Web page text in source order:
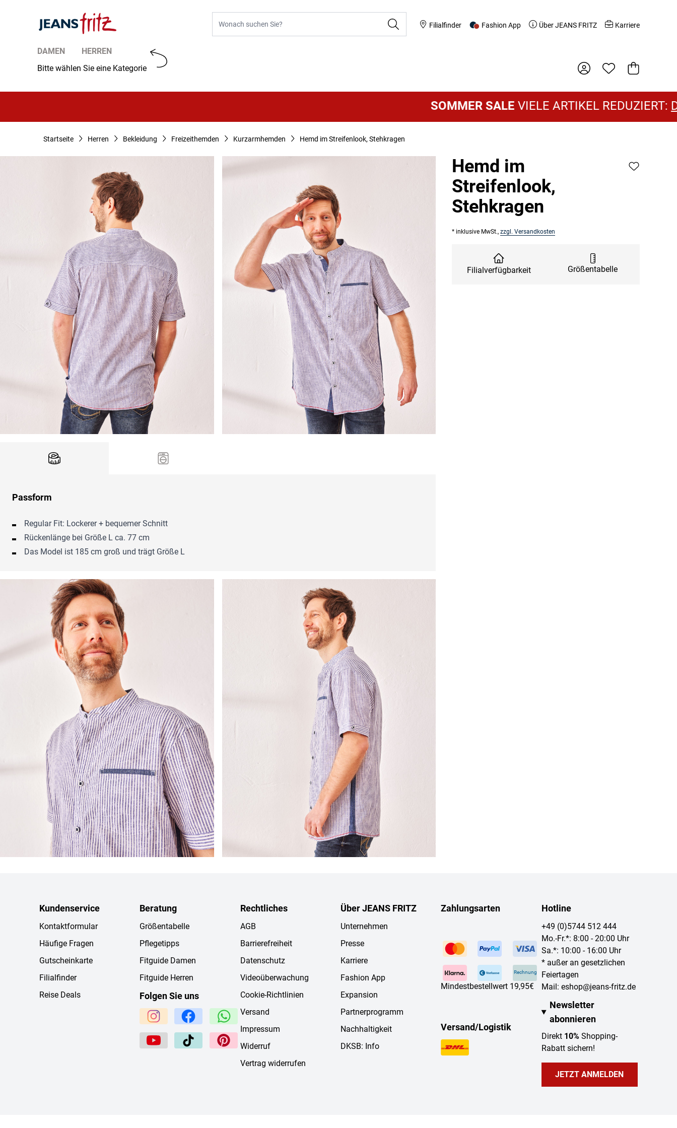
Filialfinder Fashion App Über JEANS FRITZ Karriere
DAMEN
HERREN
Bitte wählen Sie eine Kategorie
Warenkorb
SOMMER SALEVIELE ARTIKEL REDUZIERT:
Startseite Herren Bekleidung Freizeithemden Kurzarmhemden Hemd im Streifenlook, Stehkragen
Passform
Regular Fit: Lockerer + bequemer Schnitt
Rückenlänge bei Größe L ca. 77 cm
Das Model ist 185 cm groß und trägt Größe L
Hemd im
Streifenlook,
Stehkragen
* inklusive MwSt., zzgl. Versandkosten
Filialverfügbarkeit Größentabelle
Kundenservice
Kontaktformular
Häufige Fragen
Gutscheinkarte
Filialfinder
Reise Deals
Beratung
Größentabelle
Pflegetipps
Fitguide Damen
Fitguide Herren
Folgen Sie uns
Rechtliches
AGB
Barrierefreiheit
Datenschutz
Videoüberwachung
Cookie-Richtlinien
Versand
Impressum
Widerruf
Vertrag widerrufen
Über JEANS FRITZ
Unternehmen
Presse
Karriere
Fashion App
Expansion
Partnerprogramm
Nachhaltigkeit
DKSB: Info
Zahlungsarten
Rechnung
Mindestbestellwert 19,95€
Versand/Logistik
Hotline
+49 (0)5744 512 444
Mo.-Fr.*: 8:00 - 20:00 Uhr
Sa.*: 10:00 - 16:00 Uhr
* außer an gesetzlichen
Feiertagen
Mail: eshop@jeans-fritz.de
Newsletter
abonnieren
Direkt 10%Shopping-
Rabatt sichern!
JETZT ANMELDEN